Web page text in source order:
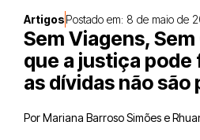
ArtigosPostado em: 8 de maio de
Sem Viagens,
que a justiça pode
as dívidas não são
Por Mariana Barroso Simões e